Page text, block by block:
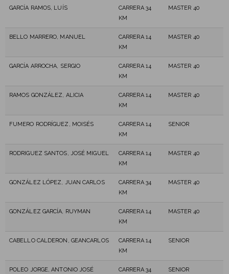
GARCÍA RAMOS, LUÍS
CARRERA 34
KM
MASTER 40
BELLO MARRERO, MANUEL
CARRERA 14
KM
MASTER 40
GARCÍA ARROCHA, SERGIO
CARRERA 14
KM
MASTER 40
RAMOS GONZÁLEZ, ALICIA
CARRERA 14
KM
MASTER 40
FUMERO RODRÍGUEZ, MOISÉS
CARRERA 14
KM
SENIOR
RODRIGUEZ SANTOS, JOSÉ MIGUEL
CARRERA 14
KM
MASTER 40
GONZÁLEZ LÓPEZ, JUAN CARLOS
CARRERA 34
KM
MASTER 40
GONZÁLEZ GARCÍA, RUYMAN
CARRERA 14
KM
MASTER 40
CABELLO CALDERON, GEANCARLOS
CARRERA 14
KM
SENIOR
POLEO JORGE, ANTONIO JOSÉ
CARRERA 34
SENIOR